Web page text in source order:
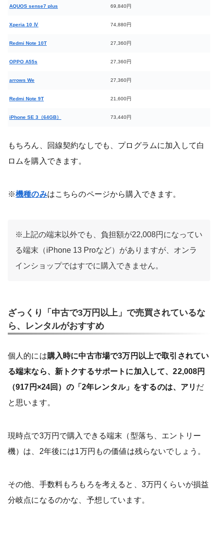
AQUOS sense7 plus 69,840円
Xperia 10 Ⅳ 74,880円
Redmi Note 10T 27,360円
OPPO A55s 27,360円
arrows We 27,360円
Redmi Note 9T 21,600円
iPhone SE 3（64GB） 73,440円
もちろん、回線契約なしでも、プログラムに加入して白
ロムを購入できます。
※機種のみはこちらのページから購入できます。
※上記の端末以外でも、負担額が22,008円になってい
る端末（iPhone 13 Proなど）がありますが、オンラ
インショップではすでに購入できません。
ざっくり「中古で3万円以上」で売買されているな
ら、レンタルがおすすめ
個人的には購入時に中古市場で3万円以上で取引されてい
る端末なら、新トクするサポートに加入して、22,008円
（917円×24回）の「2年レンタル」をするのは、アリ だ
と思います。
現時点で3万円で購入できる端末（型落ち、エントリー
機）は、2年後には1万円もの価値は残らないでしょう。
その他、手数料もろもろを考えると、3万円くらいが損益
分岐点になるのかな、予想しています。